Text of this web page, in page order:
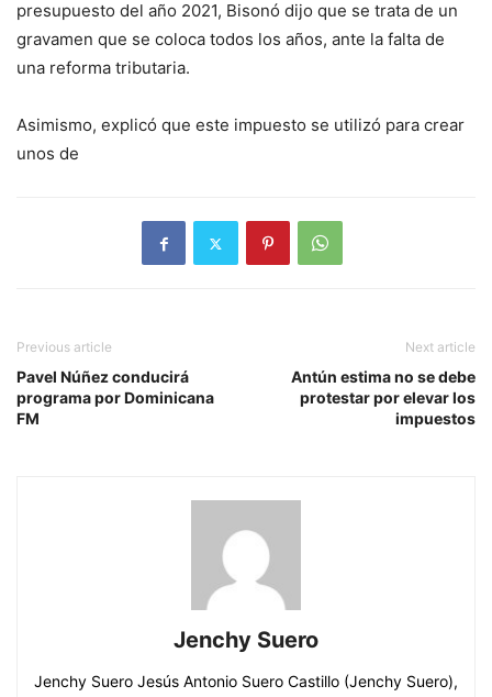
presupuesto del año 2021, Bisonó dijo que se trata de un
gravamen que se coloca todos los años, ante la falta de
una reforma tributaria.
Asimismo, explicó que este impuesto se utilizó para crear
unos de
Previous article
Pavel Núñez conducirá
programa por Dominicana
FM
Next article
Antún estima no se debe
protestar por elevar los
impuestos
Jenchy Suero
Jenchy Suero Jesús Antonio Suero Castillo (Jenchy Suero),